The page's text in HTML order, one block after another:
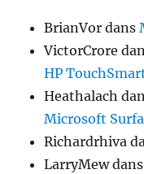
BrianVor dans
VictorCrore
HP
Heathalach
Microsoft
Richardrhiva
LarryMew